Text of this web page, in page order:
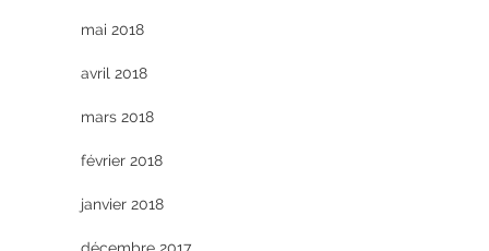
mai 2018
avril 2018
mars 2018
février 2018
janvier 2018